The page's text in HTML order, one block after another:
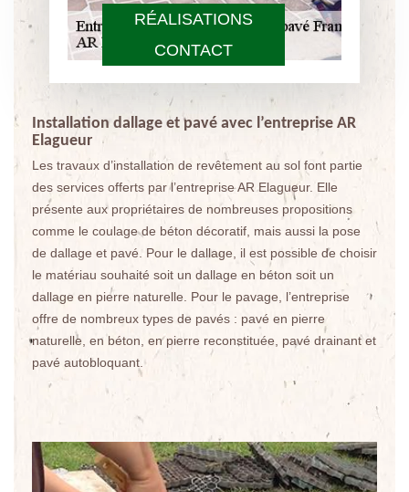
RÉALISATIONS
CONTACT
Installation dallage et pavé avec l’entreprise AR
Elagueur
Les travaux d’installation de revêtement au sol font partie
des services offerts par l’entreprise AR Elagueur. Elle
présente aux propriétaires de nombreuses propositions
comme le coulage de béton décoratif, mais aussi la pose
de dallage et pavé. Pour le dallage, il est possible de choisir
le matériau souhaité soit un dallage en béton soit un
dallage en pierre naturelle. Pour le pavage, l’entreprise
offre de nombreux types de pavés : pavé en pierre
naturelle, en béton, en pierre reconstituée, pavé drainant et
pavé autobloquant.